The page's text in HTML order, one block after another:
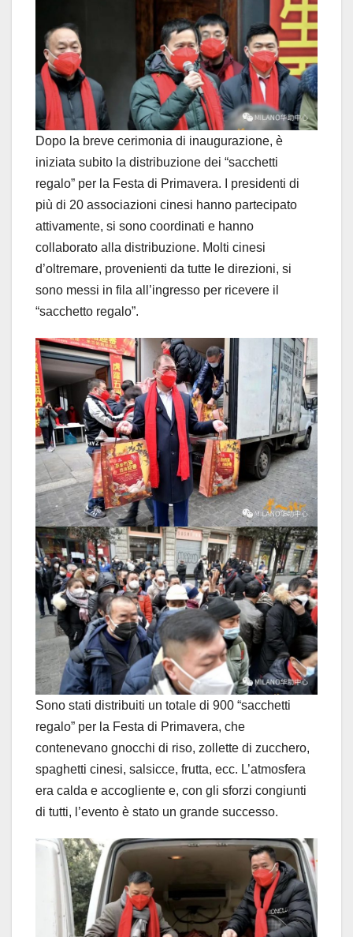
Dopo la breve cerimonia di inaugurazione, è
iniziata subito la distribuzione dei “sacchetti
regalo” per la Festa di Primavera. I presidenti di
più di 20 associazioni cinesi hanno partecipato
attivamente, si sono coordinati e hanno
collaborato alla distribuzione. Molti cinesi
d’oltremare, provenienti da tutte le direzioni, si
sono messi in fila all’ingresso per ricevere il
“sacchetto regalo”.
Sono stati distribuiti un totale di 900 “sacchetti
regalo” per la Festa di Primavera, che
contenevano gnocchi di riso, zollette di zucchero,
spaghetti cinesi, salsicce, frutta, ecc. L’atmosfera
era calda e accogliente e, con gli sforzi congiunti
di tutti, l’evento è stato un grande successo.